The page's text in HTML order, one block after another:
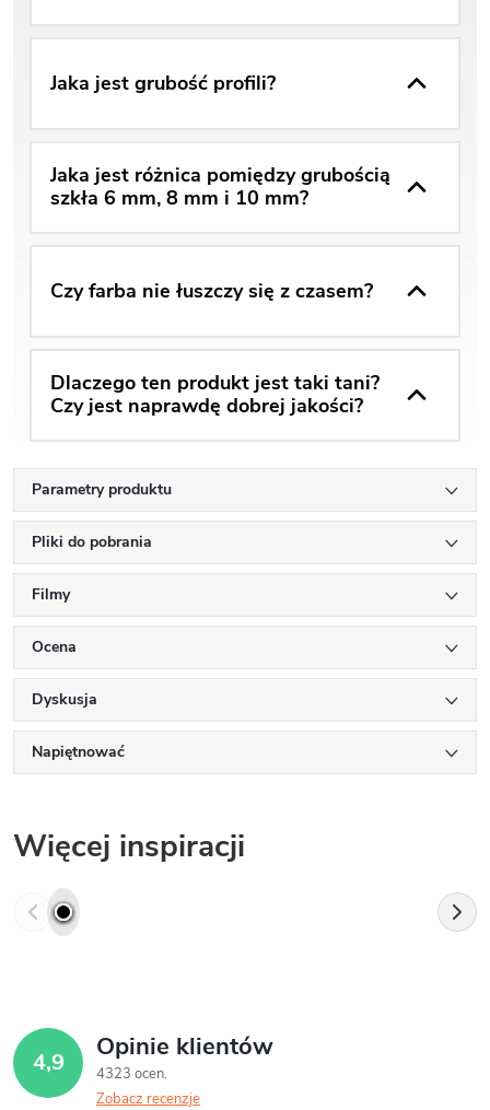
Jaka jest grubość profili?
Jaka jest różnica pomiędzy grubością
szkła 6 mm, 8 mm i 10 mm?
Czy farba nie łuszczy się z czasem?
Dlaczego ten produkt jest taki tani?
Czy jest naprawdę dobrej jakości?
Parametry produktu
Pliki do pobrania
Filmy
Ocena
Dyskusja
Napiętnować
Więcej inspiracji
4,9 Opinie klientów
4323 ocen
Zobacz recenzje